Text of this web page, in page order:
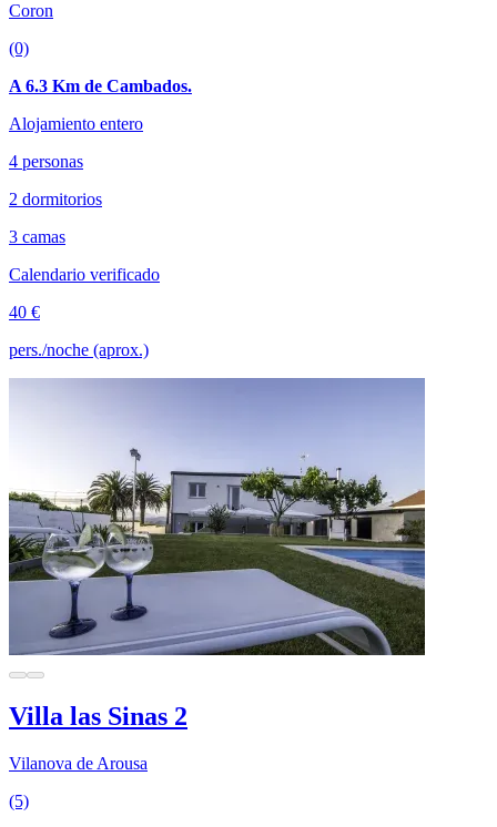
Coron
(0)
A 6.3 Km de Cambados.
Alojamiento entero
4 personas
2 dormitorios
3 camas
Calendario verificado
40 €
pers./noche (aprox.)
Villa las Sinas 2
Vilanova de Arousa
(5)